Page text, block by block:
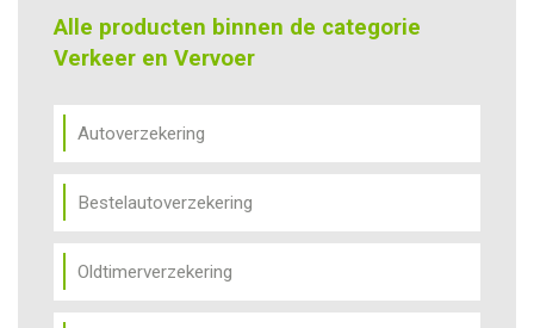
Alle producten binnen de categorie
Verkeer en Vervoer
Autoverzekering
Bestelautoverzekering
Oldtimerverzekering